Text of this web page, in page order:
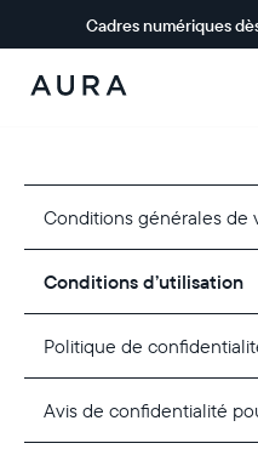
Cadres numériques
Aura Frames
Conditions générales de
Conditions d’utilisation
Politique de
Avis de confidentialité